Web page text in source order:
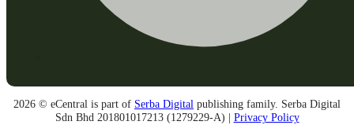
2026 © eCentral is part of Serba Digital publishing family. Serba Digital
Sdn Bhd 201801017213 (1279229-A) | Privacy Policy